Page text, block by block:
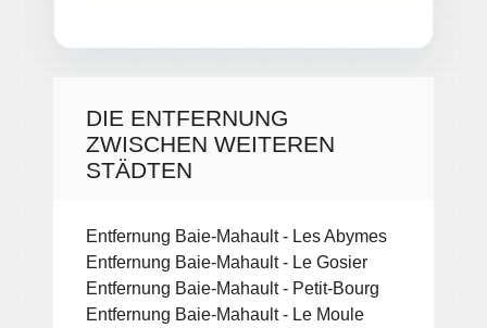
DIE ENTFERNUNG
ZWISCHEN WEITEREN
STÄDTEN
Entfernung Baie-Mahault - Les Abymes
Entfernung Baie-Mahault - Le Gosier
Entfernung Baie-Mahault - Petit-Bourg
Entfernung Baie-Mahault - Le Moule